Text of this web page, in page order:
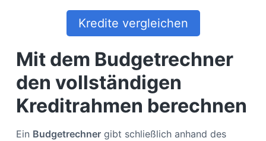
Kredite vergleichen
Mit dem Budgetrechner
den vollständigen
Kreditrahmen berechnen
Ein Budgetrechnergibt schließlich anhand des